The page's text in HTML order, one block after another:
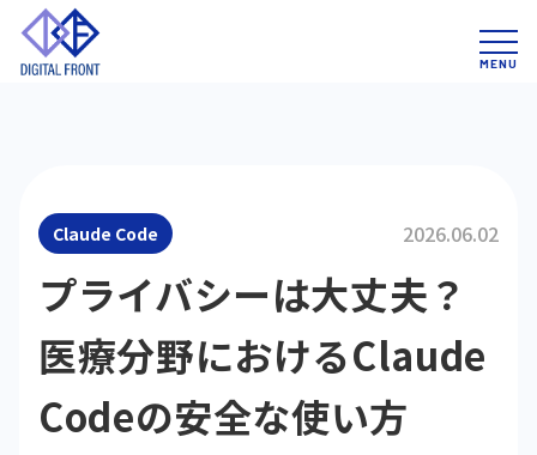
Claude Code 2026.06.02
プライバシーは大丈夫？
医療分野におけるClaude
Codeの安全な使い方